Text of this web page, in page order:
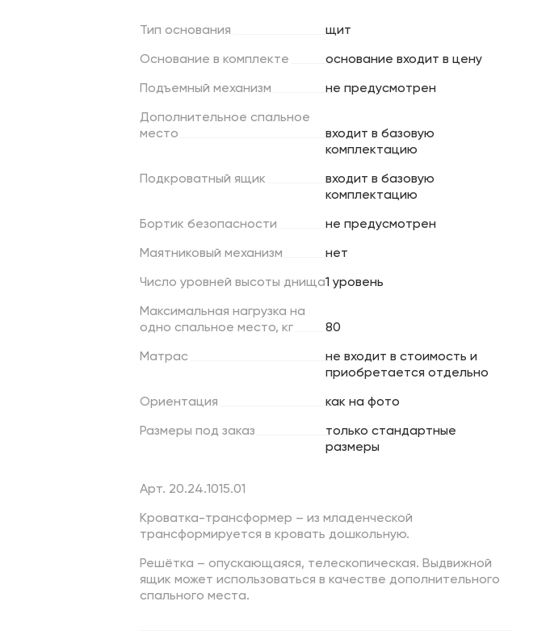
Тип основания щит
Основание в комплекте основание входит в цену
Подъемный механизм не предусмотрен
Дополнительное спальное
место
входит в базовую
комплектацию
Подкроватный ящик
входит в базовую
комплектацию
Бортик безопасности не предусмотрен
Маятниковый механизм нет
Число уровней высоты днища1 уровень
Максимальная нагрузка на
одно спальное место, кг 80
Матрас
не входит в стоимость и
приобретается отдельно
Ориентация как на фото
Размеры под заказ
только стандартные
размеры
Арт. 20.24.1015.01
Кроватка-трансформер – из младенческой
трансформируется в кровать дошкольную.
Решётка – опускающаяся, телескопическая. Выдвижной
ящик может использоваться в качестве дополнительного
спального места.